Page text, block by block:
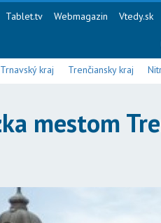
Tablet.tv Webmagazin Vtedy.sk
Trnavský kraj Trenčiansky kraj
mestom